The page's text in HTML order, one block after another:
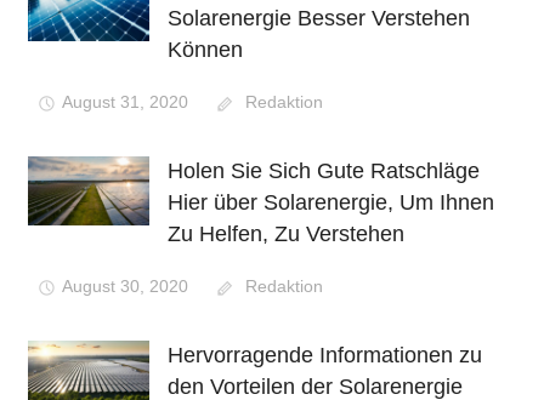
Solarenergie Besser Verstehen
Können
August 31, 2020 Redaktion
Holen Sie Sich Gute Ratschläge
Hier über Solarenergie, Um Ihnen
Zu Helfen, Zu Verstehen
August 30, 2020 Redaktion
Hervorragende Informationen zu
den Vorteilen der Solarenergie